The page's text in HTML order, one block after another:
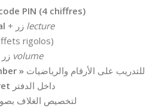
PIN (4 chiffres)
lecture
rigolos)
volume
» للتدريب على الأرقام والرياضيات
داخل الدفتر
لتخصيص الغلاف